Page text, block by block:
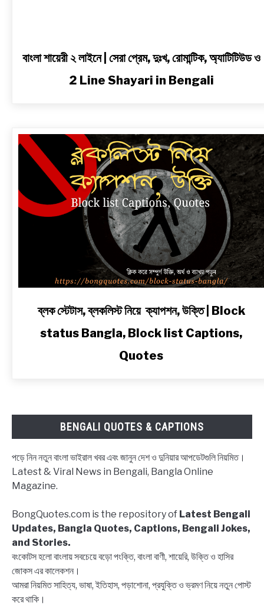
বাংলা শায়েরী ২ লাইনে | সেরা প্রেম, দুঃখ, রোমান্টিক, অ্যাটিটিউড ও
2 Line Shayari in Bengali
Bangla,
Block
list
Quotes
ব্লক স্টেটাস, ব্লকলিস্ট নিয়ে ক্যাপশন, উক্তি | Block
status Bangla, Block list Captions,
Quotes
BENGALI QUOTES & CAPTIONS
পড়ে নিন নতুন বাংলা ভাইরাল খবর এবং জানুন দেশ ও দুনিয়ার আপডেটগুলি নিয়মিত।
Latest & Viral News in Bengali, Bangla Online
Magazine.
BongQuotes.com is the repository of Latest Bengali
Updates, Bangla Quotes, Captions, Bengali Jokes,
and Stories.
বংকোটস হলো বাংলায় সবচেয়ে বড়ো পংক্তি, বাংলা বাণী, শায়েরি, উক্তি ও হাসির
জোকস এর কালেকশন।
আমরা নিয়মিত সাহিত্য, ভাষা, ইতিহাস, পড়াশোনা, প্রযুক্তি ও ভ্রমণ নিয়ে নতুন পোস্ট
করে থাকি।